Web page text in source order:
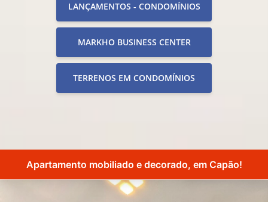
LANÇAMENTOS - CONDOMÍNIOS
MARKHO BUSINESS CENTER
TERRENOS EM CONDOMÍNIOS
Apartamento mobiliado e decorado, em Capão!